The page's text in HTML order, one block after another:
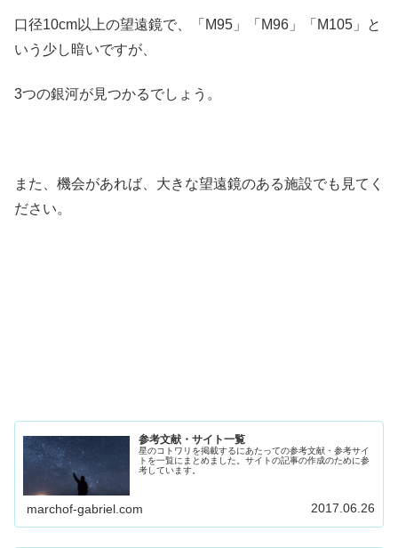
口径10cm以上の望遠鏡で、「M95」「M96」「M105」と
いう少し暗いですが、
3つの銀河が見つかるでしょう。
また、機会があれば、大きな望遠鏡のある施設でも見てく
ださい。
参考文献・サイト一覧
星のコトワリを掲載するにあたっての参考文献・参考サイ
トを一覧にまとめました。サイトの記事の作成のために参
考しています。
marchof-gabriel.com 2017.06.26